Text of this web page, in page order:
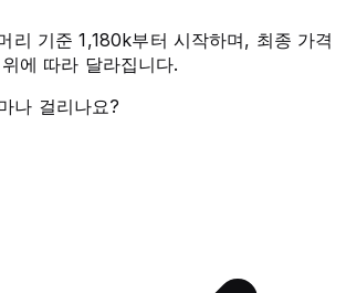
리 기준 1,180k부터 시작하며, 최종 가격
에 따라 달라집니다.
나 걸리나요?